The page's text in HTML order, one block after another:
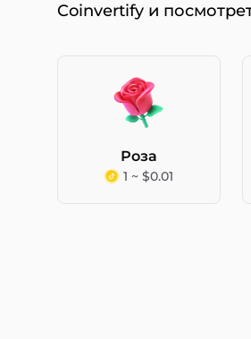
Coinvertify и
Роза
1 ~ $0.01